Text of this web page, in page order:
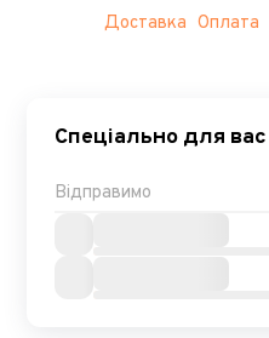
Доставка Оплата
Спеціально для вас
Відправимо